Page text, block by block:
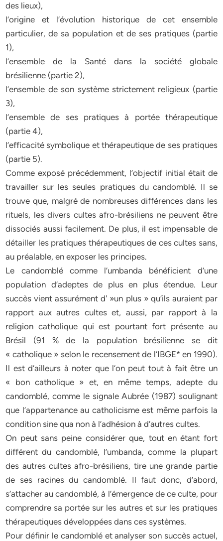
des lieux),
l’origine et l’évolution historique de cet ensemble
particulier, de sa population et de ses pratiques (partie
1),
l’ensemble de la Santé dans la société globale
brésilienne (partie 2),
l’ensemble de son système strictement religieux (partie
3),
l’ensemble de ses pratiques à portée thérapeutique
(partie 4),
l’efficacité symbolique et thérapeutique de ses pratiques
(partie 5).
Comme exposé précédemment, l’objectif initial était de
travailler sur les seules pratiques du candomblé. Il se
trouve que, malgré de nombreuses différences dans les
rituels, les divers cultes afro-brésiliens ne peuvent être
dissociés aussi facilement. De plus, il est impensable de
détailler les pratiques thérapeutiques de ces cultes sans,
au préalable, en exposer les principes.
Le candomblé comme l’umbanda bénéficient d’une
population d’adeptes de plus en plus étendue. Leur
succès vient assurément d' »un plus » qu’ils auraient par
rapport aux autres cultes et, aussi, par rapport à la
religion catholique qui est pourtant fort présente au
Brésil (91 % de la population brésilienne se dit
« catholique » selon le recensement de l’IBGE* en 1990).
Il est d’ailleurs à noter que l’on peut tout à fait être un
« bon catholique » et, en même temps, adepte du
candomblé, comme le signale Aubrée (1987) soulignant
que l’appartenance au catholicisme est même parfois la
condition sine qua non à l’adhésion à d’autres cultes.
On peut sans peine considérer que, tout en étant fort
différent du candomblé, l’umbanda, comme la plupart
des autres cultes afro-brésiliens, tire une grande partie
de ses racines du candomblé. Il faut donc, d’abord,
s’attacher au candomblé, à l’émergence de ce culte, pour
comprendre sa portée sur les autres et sur les pratiques
thérapeutiques développées dans ces systèmes.
Pour définir le candomblé et analyser son succès actuel,